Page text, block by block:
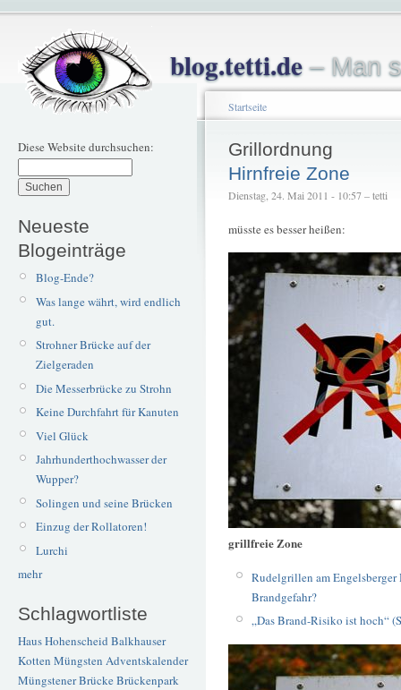
blog.tetti.de– Man
Diese Website durchsuchen:
Neueste
Blogeinträge
Blog-Ende?
Was lange währt, wird endlich
gut.
Strohner Brücke auf der
Zielgeraden
Die Messerbrücke zu Strohn
Keine Durchfahrt für Kanuten
Viel Glück
Jahrhunderthochwasser der
Wupper?
Solingen und seine Brücken
Einzug der Rollatoren!
Lurchi
mehr
Schlagwortliste
Haus Hohenscheid Balkhauser
Kotten Müngsten Adventskalender
Müngstener BrückeBrückenpark
Startseite
Grillordnung
Hirnfreie Zone
Dienstag, 24. Mai 2011 - 10:57 – tetti
müsste es besser heißen:
grillfreie Zone
Rudelgrillen am
Brandgefahr?
„Das Brand-Risiko ist hoch“